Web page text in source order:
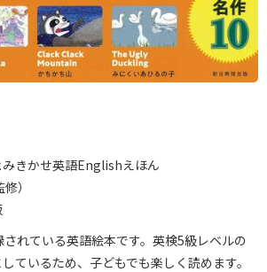
きかせ英語Englishえほん
）
れている英語絵本です。英検5級レベルの
ているため、子どもでも楽しく読めます。